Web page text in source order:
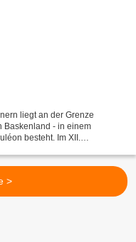
liegt an der Grenze
Baskenland - in einem
besteht. Im XII.
>